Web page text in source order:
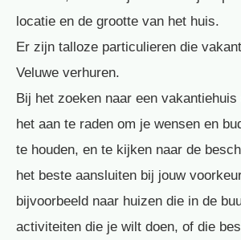
locatie en de grootte van het huis.
Er zijn talloze particulieren die
Veluwe verhuren.
Bij het zoeken naar een vakantiehuis
het aan te raden om je wensen en
te houden, en te kijken naar de
het beste aansluiten bij jouw
bijvoorbeeld naar huizen die in de
activiteiten die je wilt doen, of die